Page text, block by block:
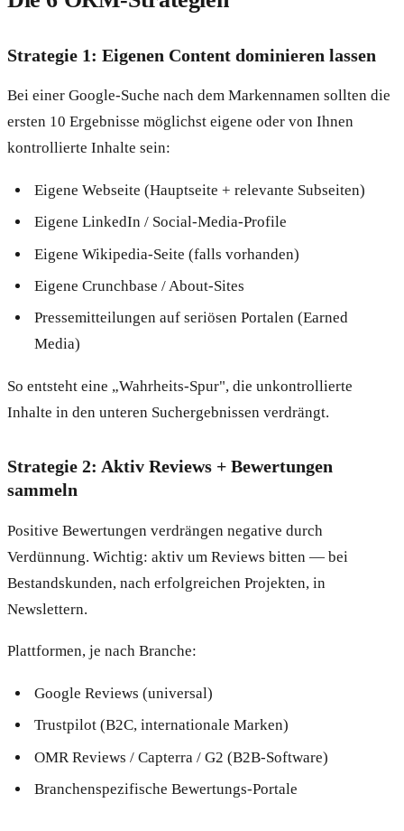
Strategie 1: Eigenen Content dominieren lassen
Bei einer Google-Suche nach dem Markennamen sollten die
ersten 10 Ergebnisse möglichst eigene oder von Ihnen
kontrollierte Inhalte sein:
Eigene Webseite (Hauptseite + relevante Subseiten)
Eigene LinkedIn / Social-Media-Profile
Eigene Wikipedia-Seite (falls vorhanden)
Eigene Crunchbase / About-Sites
Pressemitteilungen auf seriösen Portalen (Earned
Media)
So entsteht eine „Wahrheits-Spur", die unkontrollierte
Inhalte in den unteren Suchergebnissen verdrängt.
Strategie 2: Aktiv Reviews + Bewertungen
sammeln
Positive Bewertungen verdrängen negative durch
Verdünnung. Wichtig: aktiv um Reviews bitten — bei
Bestandskunden, nach erfolgreichen Projekten, in
Newslettern.
Plattformen, je nach Branche:
Google Reviews (universal)
Trustpilot (B2C, internationale Marken)
OMR Reviews / Capterra / G2 (B2B-Software)
Branchenspezifische Bewertungs-Portale